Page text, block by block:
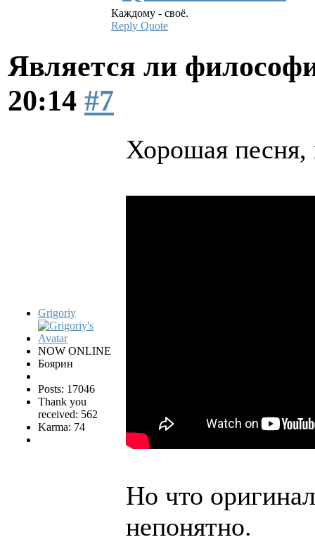
Каждому - своё.
Reply Quote
Является ли
20:14 #7
Grigoriy
NOW ONLINE
Боярин
Posts: 17046
Thank you
received: 562
Karma: 74
Хорошая песня,
Но что
непонятно.